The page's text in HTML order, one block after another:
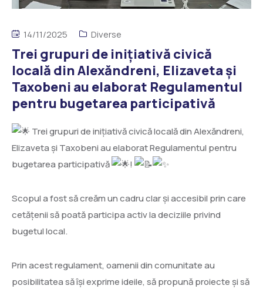
14/11/2025 Diverse
Trei grupuri de inițiativă civică
locală din Alexăndreni, Elizaveta și
Taxobeni au elaborat Regulamentul
pentru bugetarea participativă
Trei grupuri de inițiativă civică locală din Alexăndreni,
Elizaveta și Taxobeni au elaborat Regulamentul pentru
bugetarea participativă
!
Scopul a fost să creăm un cadru clar și accesibil prin care
cetățenii să poată participa activ la deciziile privind
bugetul local.
Prin acest regulament, oamenii din comunitate au
posibilitatea să își exprime ideile, să propună proiecte și să